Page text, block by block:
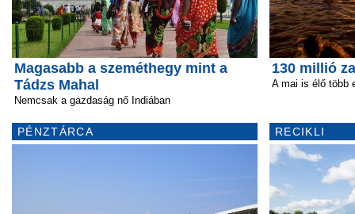
Magasabb a szeméthegy mint a
Tádzs Mahal
Nemcsak a gazdaság nő Indiában
PÉNZTÁRCA
130 millió
A mai is élő több
RECIKLI